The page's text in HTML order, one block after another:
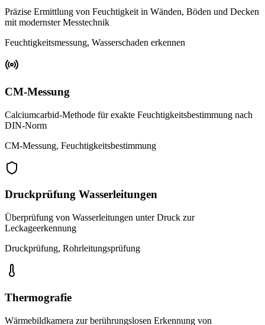
Präzise Ermittlung von Feuchtigkeit in Wänden, Böden und Decken
mit modernster Messtechnik
Feuchtigkeitsmessung, Wasserschaden erkennen
CM-Messung
Calciumcarbid-Methode für exakte Feuchtigkeitsbestimmung nach
DIN-Norm
CM-Messung, Feuchtigkeitsbestimmung
Druckprüfung Wasserleitungen
Überprüfung von Wasserleitungen unter Druck zur
Leckageerkennung
Druckprüfung, Rohrleitungsprüfung
Thermografie
Wärmebildkamera zur berührungslosen Erkennung von